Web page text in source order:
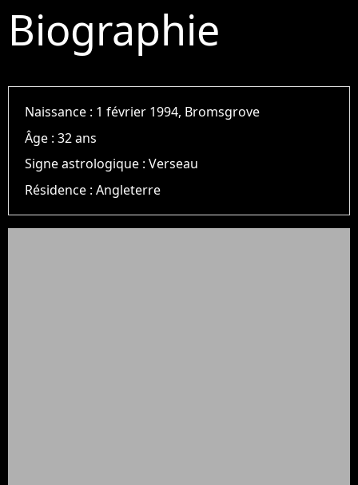
Biographie
Naissance : 1 février 1994, Bromsgrove
Âge :32 ans
Signe astrologique :Verseau
Résidence :Angleterre